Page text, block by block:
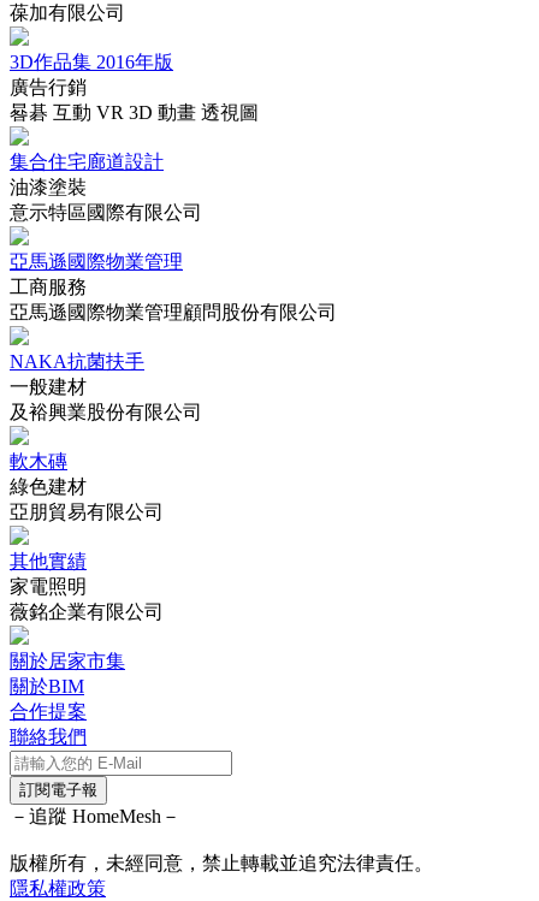
葆加有限公司
3D作品集 2016年版
廣告行銷
晷碁 互動 VR 3D 動畫 透視圖
集合住宅廊道設計
油漆塗裝
意示特區國際有限公司
亞馬遜國際物業管理
工商服務
亞馬遜國際物業管理顧問股份有限公司
NAKA抗菌扶手
一般建材
及裕興業股份有限公司
軟木磚
綠色建材
亞朋貿易有限公司
其他實績
家電照明
薇銘企業有限公司
關於居家市集
關於BIM
合作提案
聯絡我們
訂閱電子報
－追蹤 HomeMesh－
版權所有，未經同意，禁止轉載並追究法律責任。
隱私權政策